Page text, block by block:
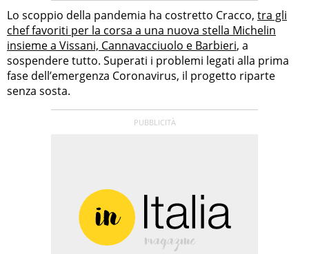
Lo scoppio della pandemia ha costretto Cracco, tra gli
chef favoriti per la corsa a una nuova stella Michelin
insieme a Vissani, Cannavacciuolo e Barbieri, a
sospendere tutto. Superati i problemi legati alla prima
fase dell’emergenza Coronavirus, il progetto riparte
senza sosta.